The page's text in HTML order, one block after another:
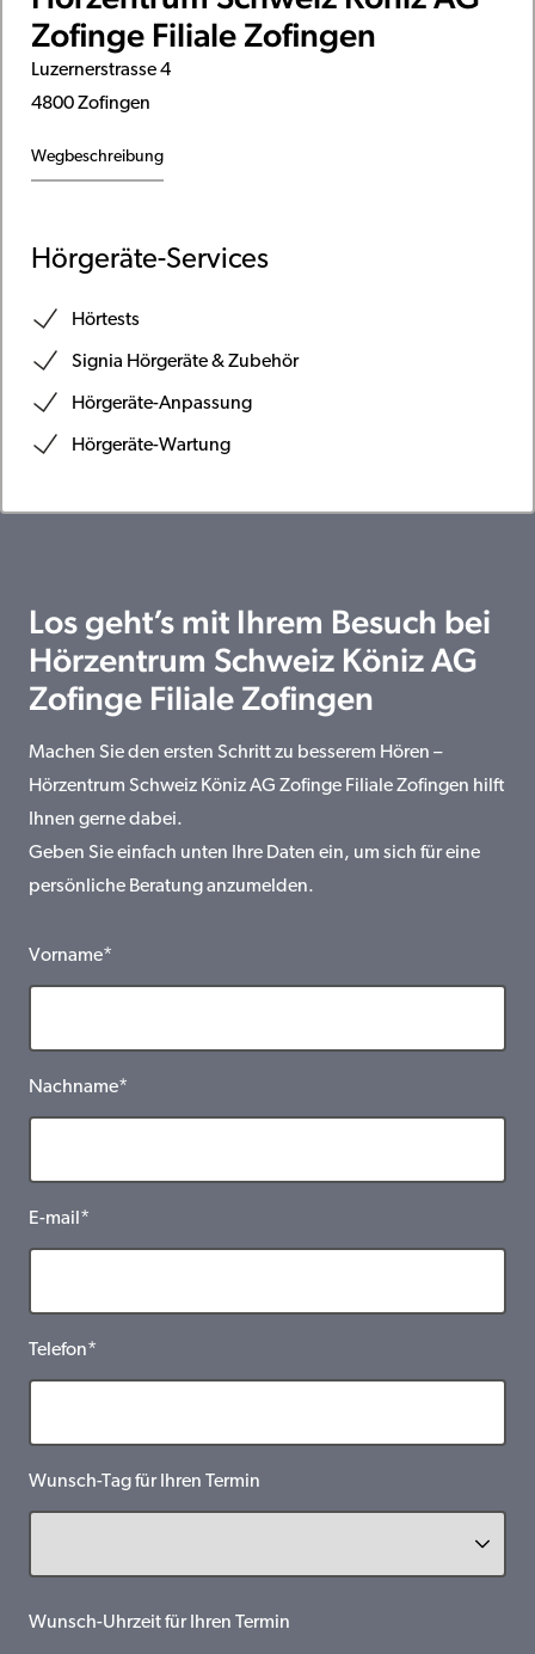
Zofinge Filiale Zofingen
Luzernerstrasse 4
4800 Zofingen
Wegbeschreibung
Hörgeräte-Services
Hörtests
Signia Hörgeräte & Zubehör
Hörgeräte-Anpassung
Hörgeräte-Wartung
Los geht’s mit Ihrem Besuch bei
Hörzentrum Schweiz Köniz AG
Zofinge Filiale Zofingen
Machen Sie den ersten Schritt zu besserem Hören –
Hörzentrum Schweiz Köniz AG Zofinge Filiale Zofingen hilft
Ihnen gerne dabei.
Geben Sie einfach unten Ihre Daten ein, um sich für eine
persönliche Beratung anzumelden.
Vorname*
Nachname*
E-mail*
Telefon*
Wunsch-Tag für Ihren Termin
Wunsch-Uhrzeit für Ihren Termin